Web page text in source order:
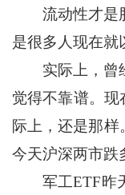
流动性才是股
是很多人现在就
实际上，曾经
觉得不靠谱。现
际上，还是那样
今天沪深两市跌
军工ETF昨天